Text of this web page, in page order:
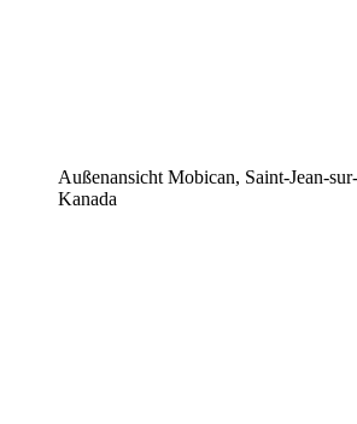
Außenansicht Mobican, Saint-Jean-
Kanada